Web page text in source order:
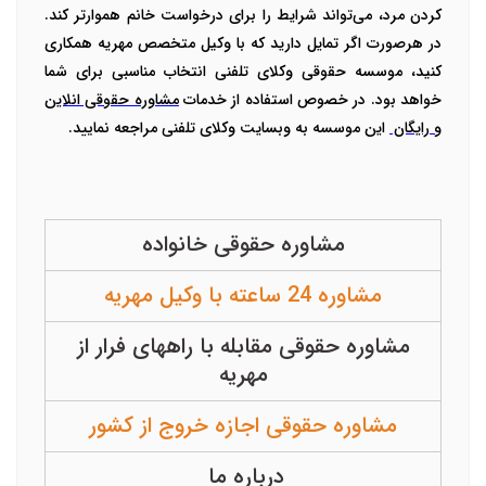
کردن مرد، می‌تواند شرایط را برای درخواست خانم هموارتر کند.
در هرصورت اگر تمایل دارید که با وکیل متخصص مهریه همکاری
کنید، موسسه حقوقی وکلای تلفنی انتخاب مناسبی برای شما
خواهد بود. در خصوص استفاده از خدماتمشاوره حقوقی انلاین
و رایگاناین موسسه به وبسایت وکلای تلفنی مراجعه نمایید.
مشاوره حقوقی خانواده
مشاوره 24 ساعته با وکیل مهریه
مشاوره حقوقی مقابله با راههای فرار از
مهریه
مشاوره حقوقی اجازه خروج از کشور
درباره ما